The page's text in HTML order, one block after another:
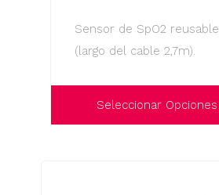
Sensor de SpO2 reusable
(largo del cable 2,7m).
Seleccionar Opciones